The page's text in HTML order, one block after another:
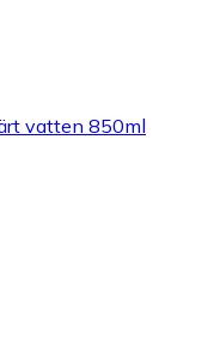
vatten 850ml